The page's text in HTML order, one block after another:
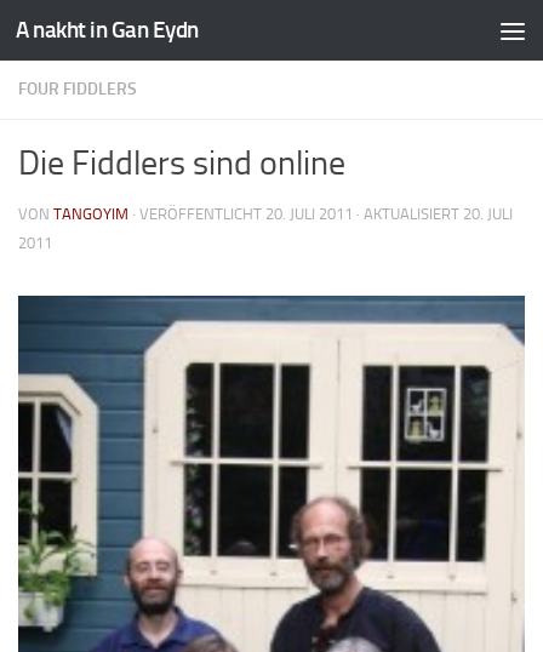
A nakht in Gan Eydn
FOUR FIDDLERS
Die Fiddlers sind online
VON TANGOYIM · VERÖFFENTLICHT 20. JULI 2011 · AKTUALISIERT 20. JULI
2011